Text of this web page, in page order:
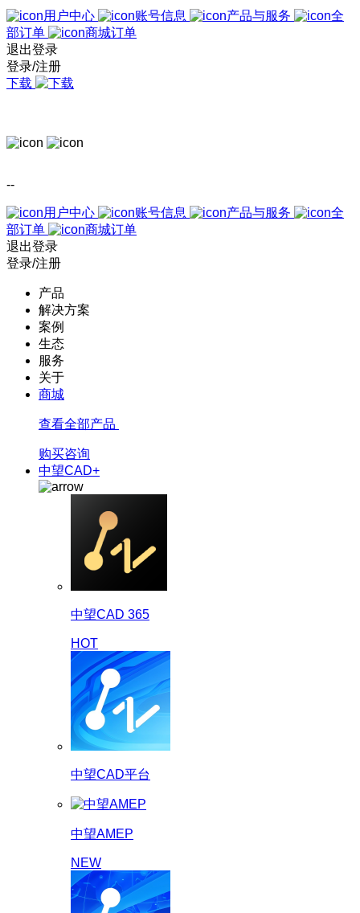
用户中心 账号信息 产品与服务
全
部订单
商城订单
退出登录
登录/注册
下载
--
用户中心 账号信息 产品与服务
全
部订单
商城订单
退出登录
登录/注册
产品
解决方案
案例
生态
服务
关于
商城
查看全部产品
购买咨询
中望CAD+
中望CAD 365
HOT
中望CAD平台
中望AMEP
NEW